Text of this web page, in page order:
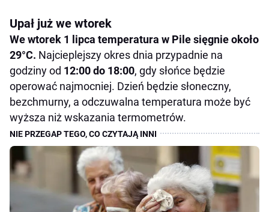
Upał już we wtorek
We wtorek 1 lipca temperatura w Pile sięgnie około
29°C. Najcieplejszy okres dnia przypadnie na
godziny od 12:00 do 18:00, gdy słońce będzie
operować najmocniej. Dzień będzie słoneczny,
bezchmurny, a odczuwalna temperatura może być
wyższa niż wskazania termometrów.